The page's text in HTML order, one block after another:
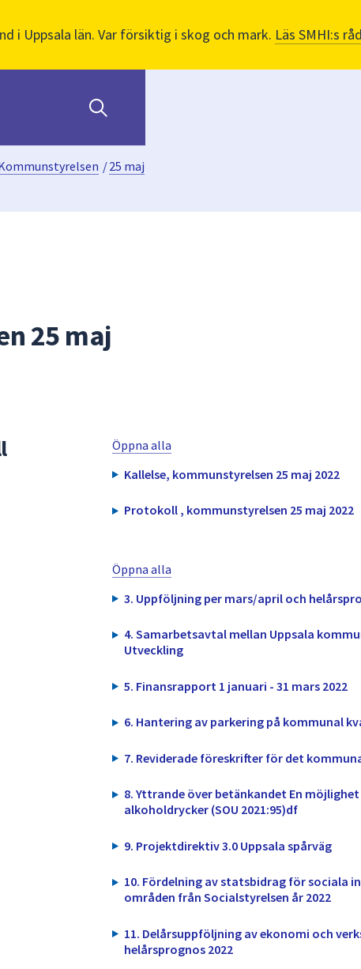
i Uppsala län. Var försiktig i skog och mark. Läs SMHI:s
/25 maj
25 maj
Öppna alla
Kallelse, kommunstyrelsen 25 maj 2022
Protokoll , kommunstyrelsen 25 maj 2022
Öppna alla
3. Uppföljning per mars/april och
4. Samarbetsavtal mellan Uppsala
Utveckling
5. Finansrapport 1 januari - 31 mars 2022
6. Hantering av parkering på kommunal
7. Reviderade föreskrifter för det
8. Yttrande över betänkandet En
alkoholdrycker (SOU 2021:95)df
9. Projektdirektiv 3.0 Uppsala spårväg
10. Fördelning av statsbidrag för sociala
områden från Socialstyrelsen år 2022
11. Delårsuppföljning av ekonomi och
helårsprognos 2022